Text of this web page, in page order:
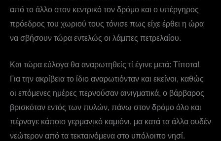
από το άλλο στον κεντρικό τον δρόμο και ο υπέργηρος
πρόεδρος του χωριού τους τόνισε πως είχε έρθει η ώρα
να σβήσουν τώρα εντελώς οι λάμπες πετρελαίου.
Και τώρα εύλογα θα αναρωτηθείς τί έγινε μετά: Τίποτα!
Για την ακρίβεια το ίδιο αναρωτιόνταν και εκείνοι, καθώς
οι επόμενες ημέρες περνούσαν αινιγματικά, ο βάρβαρος
βρισκόταν εντός των πυλών, πάνω στον δρόμο όλο και
πέρναγε κάποιο γερμανικό καμιόνι, μα κατά τα άλλα ουδέν
νεώτερον από τα τεκταινόμενα στο υπόλοιπο νησί.